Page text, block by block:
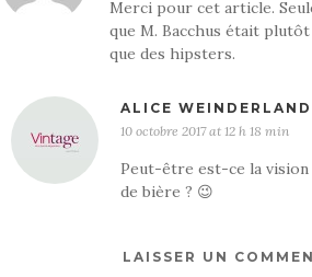
Merci pour cet article.
que M. Bacchus était
que des hipsters.
ALICE WEINDERLAND
10 octobre 2017 at 12 h 18 min
Peut-être est-ce la vision
de bière ? 😉
LAISSER UN